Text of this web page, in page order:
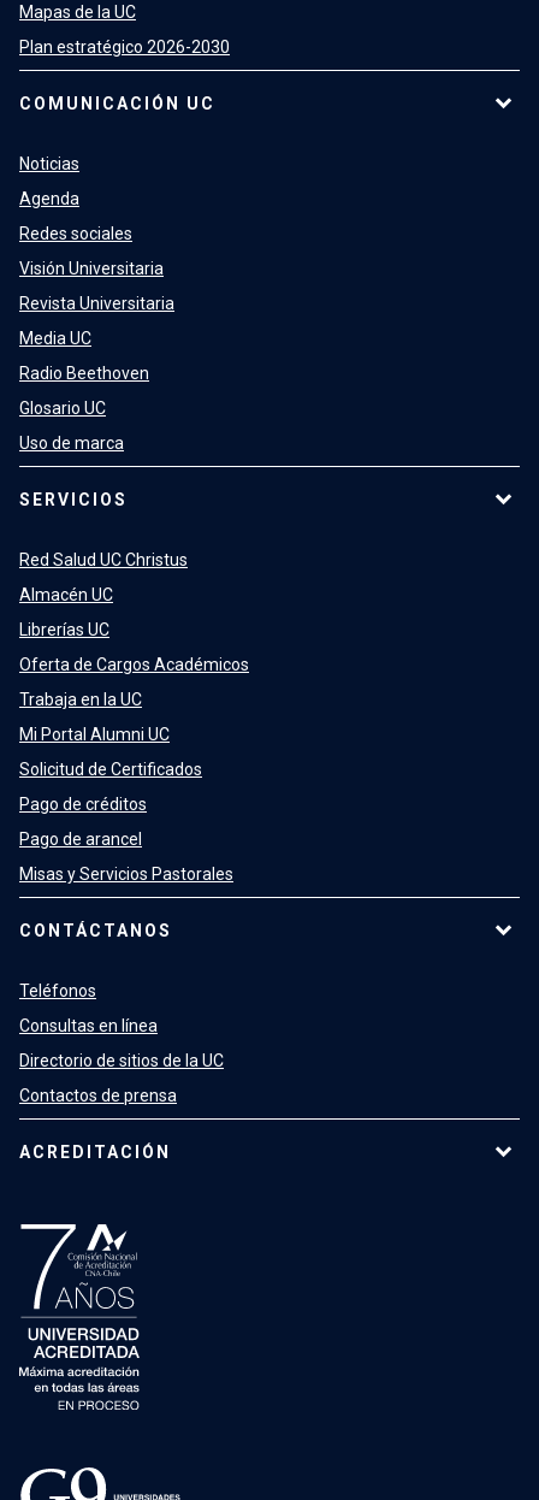
Mapas de la UC
Plan estratégico 2026-2030
COMUNICACIÓN UC
Noticias
Agenda
Redes sociales
Visión Universitaria
Revista Universitaria
Media UC
Radio Beethoven
Glosario UC
Uso de marca
SERVICIOS
Red Salud UC Christus
Almacén UC
Librerías UC
Oferta de Cargos Académicos
Trabaja en la UC
Mi Portal Alumni UC
Solicitud de Certificados
Pago de créditos
Pago de arancel
Misas y Servicios Pastorales
CONTÁCTANOS
Teléfonos
Consultas en línea
Directorio de sitios de la UC
Contactos de prensa
ACREDITACIÓN